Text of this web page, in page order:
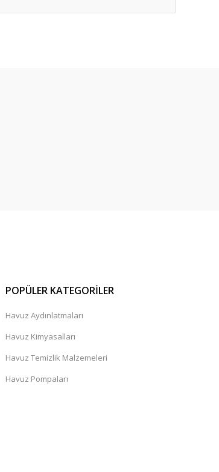
POPÜLER KATEGORİLER
Havuz Aydınlatmaları
Havuz Kimyasalları
Havuz Temizlik Malzemeleri
Havuz Pompaları